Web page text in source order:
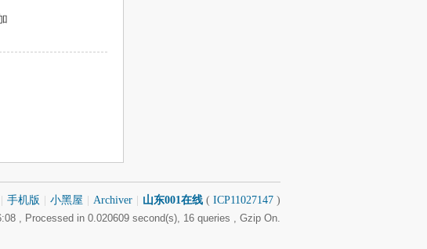
手机版 小黑屋 Archiver 山东001在线 ( ICP11027147 )
, Processed in 0.020609 second(s), 16 queries , Gzip On.